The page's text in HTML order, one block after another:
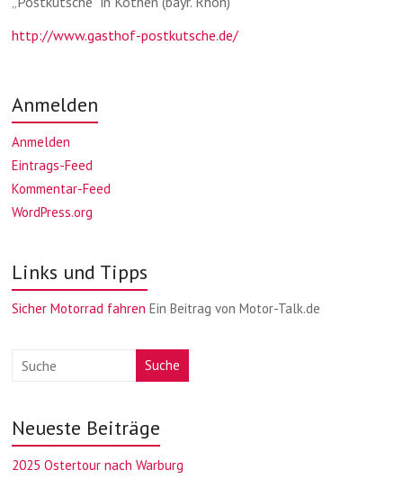
http://www.gasthof-postkutsche.de/
Anmelden
Anmelden
Eintrags-Feed
Kommentar-Feed
WordPress.org
Links und Tipps
Sicher Motorrad fahren Ein Beitrag von Motor-Talk.de
Suche
Neueste Beiträge
2025 Ostertour nach Warburg